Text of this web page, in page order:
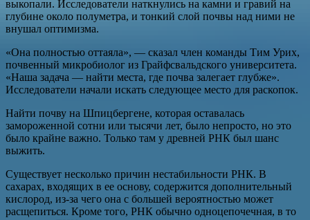
выкопали. Исследователи наткнулись на камни и гравий на
глубине около полуметра, и тонкий слой почвы над ними не
внушал оптимизма.
«Она полностью оттаяла», — сказал член команды Тим Урих,
почвенный микробиолог из Грайфсвальдского университета.
«Наша задача — найти места, где почва залегает глубже».
Исследователи начали искать следующее место для раскопок.
Найти почву на Шпицбергене, которая оставалась
замороженной сотни или тысячи лет, было непросто, но это
было крайне важно. Только там у древней РНК был шанс
выжить.
Существует несколько причин нестабильности РНК. В
сахарах, входящих в ее основу, содержится дополнительный
кислород, из-за чего она с большей вероятностью может
расщепиться. Кроме того, РНК обычно одноцепочечная, в то